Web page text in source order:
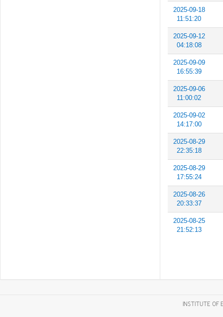
2025-09-18
11:51:20
2025-09-12
04:18:08
2025-09-09
16:55:39
2025-09-06
11:00:02
2025-09-02
14:17:00
2025-08-29
22:35:18
2025-08-29
17:55:24
2025-08-26
20:33:37
2025-08-25
21:52:13
INSTITUTE OF